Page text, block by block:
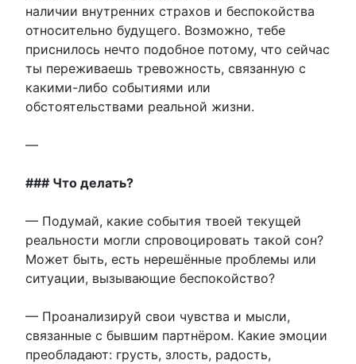
наличии внутренних страхов и беспокойства
относительно будущего. Возможно, тебе
приснилось нечто подобное потому, что сейчас
ты переживаешь тревожность, связанную с
какими-либо событиями или
обстоятельствами реальной жизни.
—
### Что делать?
— Подумай, какие события твоей текущей
реальности могли спровоцировать такой сон?
Может быть, есть нерешённые проблемы или
ситуации, вызывающие беспокойство?
— Проанализируй свои чувства и мысли,
связанные с бывшим партнёром. Какие эмоции
преобладают: грусть, злость, радость,